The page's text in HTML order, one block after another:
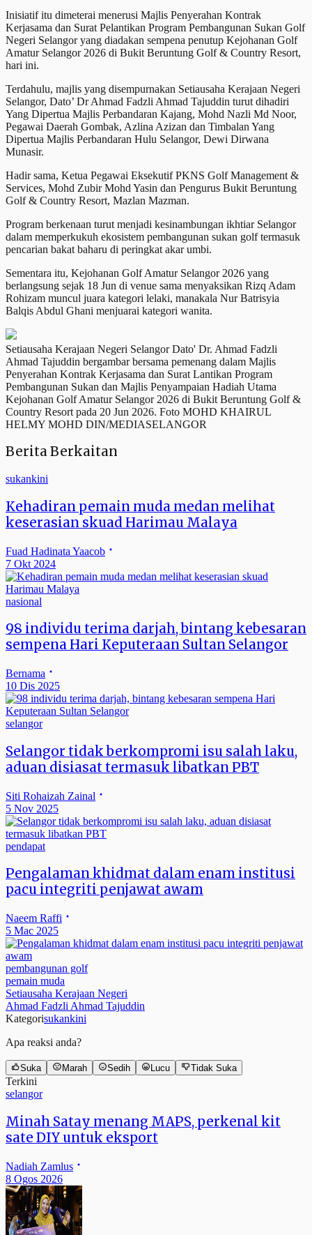
Inisiatif itu dimeterai menerusi Majlis Penyerahan Kontrak
Kerjasama dan Surat Pelantikan Program Pembangunan Sukan Golf
Negeri Selangor yang diadakan sempena penutup Kejohanan Golf
Amatur Selangor 2026 di Bukit Beruntung Golf & Country Resort,
hari ini.
Terdahulu, majlis yang disempurnakan Setiausaha Kerajaan Negeri
Selangor, Dato’ Dr Ahmad Fadzli Ahmad Tajuddin turut dihadiri
Yang Dipertua Majlis Perbandaran Kajang, Mohd Nazli Md Noor,
Pegawai Daerah Gombak, Azlina Azizan dan Timbalan Yang
Dipertua Majlis Perbandaran Hulu Selangor, Dewi Dirwana
Munasir.
Hadir sama, Ketua Pegawai Eksekutif PKNS Golf Management &
Services, Mohd Zubir Mohd Yasin dan Pengurus Bukit Beruntung
Golf & Country Resort, Mazlan Mazman.
Program berkenaan turut menjadi kesinambungan ikhtiar Selangor
dalam memperkukuh ekosistem pembangunan sukan golf termasuk
pencarian bakat baharu di peringkat akar umbi.
Sementara itu, Kejohanan Golf Amatur Selangor 2026 yang
berlangsung sejak 18 Jun di venue sama menyaksikan Rizq Adam
Rohizam muncul juara kategori lelaki, manakala Nur Batrisyia
Balqis Abdul Ghani menjuarai kategori wanita.
Setiausaha Kerajaan Negeri Selangor Dato' Dr. Ahmad Fadzli
Ahmad Tajuddin bergambar bersama pemenang dalam Majlis
Penyerahan Kontrak Kerjasama dan Surat Lantikan Program
Pembangunan Sukan dan Majlis Penyampaian Hadiah Utama
Kejohanan Golf Amatur Selangor 2026 di Bukit Beruntung Golf &
Country Resort pada 20 Jun 2026. Foto MOHD KHAIRUL
HELMY MOHD DIN/MEDIASELANGOR
Berita Berkaitan
sukankini
Kehadiran pemain muda medan melihat
keserasian skuad Harimau Malaya
Fuad Hadinata Yaacob
7 Okt 2024
nasional
98 individu terima darjah, bintang kebesaran
sempena Hari Keputeraan Sultan Selangor
Bernama
10 Dis 2025
selangor
Selangor tidak berkompromi isu salah laku,
aduan disiasat termasuk libatkan PBT
Siti Rohaizah Zainal
5 Nov 2025
pendapat
Pengalaman khidmat dalam enam institusi
pacu integriti penjawat awam
Naeem Raffi
5 Mac 2025
pembangunan golf
pemain muda
Setiausaha Kerajaan Negeri
Ahmad Fadzli Ahmad Tajuddin
Kategorisukankini
Apa reaksi anda?
Suka Marah Sedih Lucu Tidak Suka
Terkini
selangor
Minah Satay menang MAPS, perkenal kit
sate DIY untuk eksport
Nadiah Zamlus
8 Ogos 2026